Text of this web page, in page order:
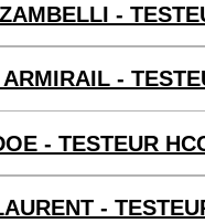
-
-
- TESTEUR
-